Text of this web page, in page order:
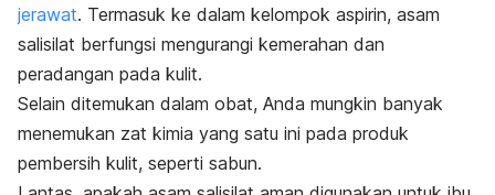
jerawat. Termasuk ke dalam kelompok aspirin, asam
salisilat berfungsi mengurangi kemerahan dan
peradangan pada kulit.
Selain ditemukan dalam obat, Anda mungkin banyak
menemukan zat kimia yang satu ini pada produk
pembersih kulit, seperti sabun.